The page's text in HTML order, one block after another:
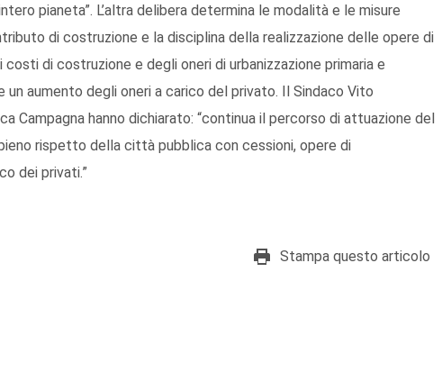
pianeta”. L’altra delibera determina le modalità e le misure
di costruzione e la disciplina della realizzazione delle opere di
di costruzione e degli oneri di urbanizzazione primaria e
aumento degli oneri a carico del privato. Il Sindaco Vito
Campagna hanno dichiarato: “continua il percorso di attuazione del
rispetto della città pubblica con cessioni, opere di
dei privati.”
Stampa questo articolo